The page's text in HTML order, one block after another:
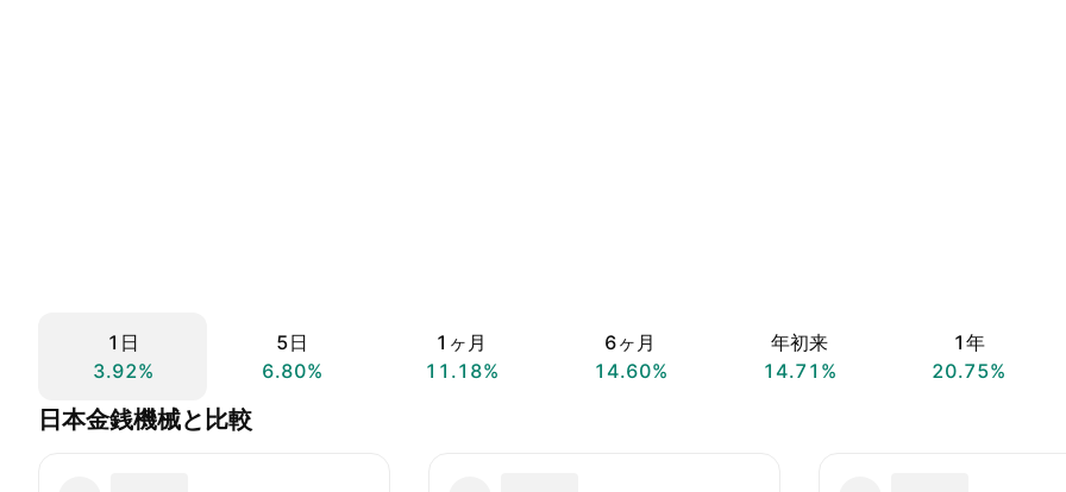
1日
3.92%
5日
6.80%
1ヶ月
11.18%
6ヶ月
14.60%
年初来
14.71%
1年
20.75%
日本金銭機械と比較